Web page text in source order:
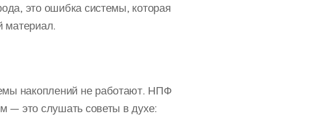
это ошибка системы, которая
материал.
накоплений не работают. НПФ
— это слушать советы в духе: